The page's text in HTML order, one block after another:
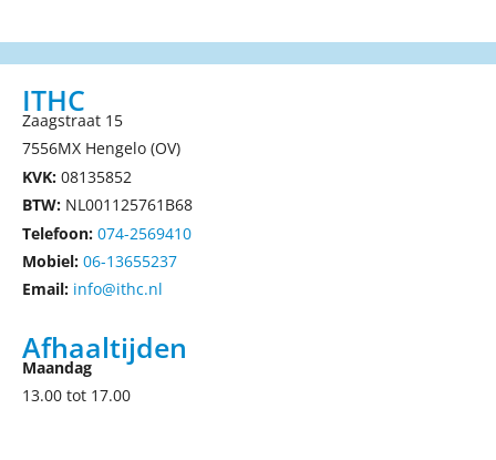
ITHC
Zaagstraat 15
7556MX Hengelo (OV)
KVK: 08135852
BTW: NL001125761B68
Telefoon: 074-2569410
Mobiel: 06-13655237
Email: info@ithc.nl
Afhaaltijden
Maandag
13.00 tot 17.00